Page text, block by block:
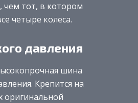
чем тот, в котором
четыре колеса.
давления
шина
Крепится на
оригинальной